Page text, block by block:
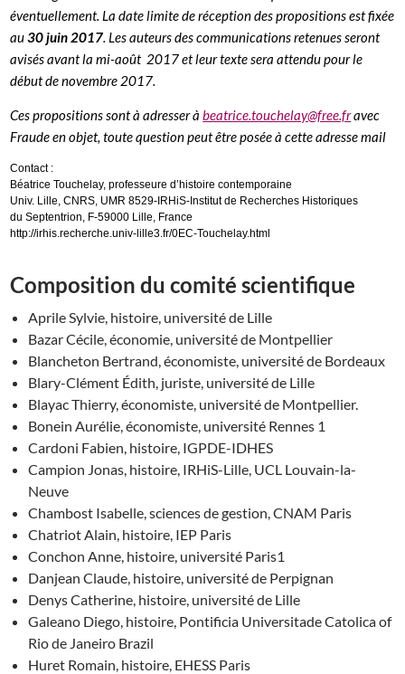
éventuellement. La date limite de réception des propositions est fixée
au30 juin 2017. Les auteurs des communications retenues seront
avisés avant la mi-août 2017 et leur texte sera attendu pour le
début de novembre 2017.
Ces propositions sont à adresser àbeatrice.touchelay@free.fravec
Fraude en objet, toute question peut être posée à cette adresse mail
Contact :
Béatrice Touchelay, professeure d’histoire contemporaine
Univ. Lille, CNRS, UMR 8529-IRHiS-Institut de Recherches Historiques
du Septentrion, F-59000 Lille, France
http://irhis.recherche.univ-lille3.fr/0EC-Touchelay.html
Composition du comité scientifique
Aprile Sylvie, histoire, université de Lille
Bazar Cécile, économie, université de Montpellier
Blancheton Bertrand, économiste, université de Bordeaux
Blary-Clément Édith, juriste, université de Lille
Blayac Thierry, économiste, université de Montpellier.
Bonein Aurélie, économiste, université Rennes 1
Cardoni Fabien, histoire, IGPDE-IDHES
Campion Jonas, histoire, IRHiS-Lille, UCL Louvain-la-
Neuve
Chambost Isabelle, sciences de gestion, CNAM Paris
Chatriot Alain, histoire, IEP Paris
Conchon Anne, histoire, université Paris1
Danjean Claude, histoire, université de Perpignan
Denys Catherine, histoire, université de Lille
Galeano Diego, histoire, Pontificia Universitade Catolica of
Rio de Janeiro Brazil
Huret Romain, histoire, EHESS Paris